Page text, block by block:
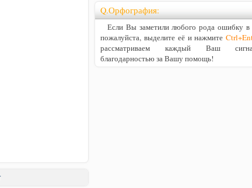
Q.Орфография:
Если Вы заметили любого рода ошибку в
пожалуйста, выделите её и нажмите
рассматриваем каждый Ваш
благодарностью за Вашу помощь!